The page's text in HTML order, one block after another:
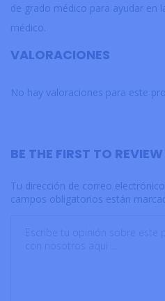
de grado médico para ayudar en
médico.
VALORACIONES
No hay valoraciones para este
BE THE FIRST TO
Tu dirección de correo
campos obligatorios están